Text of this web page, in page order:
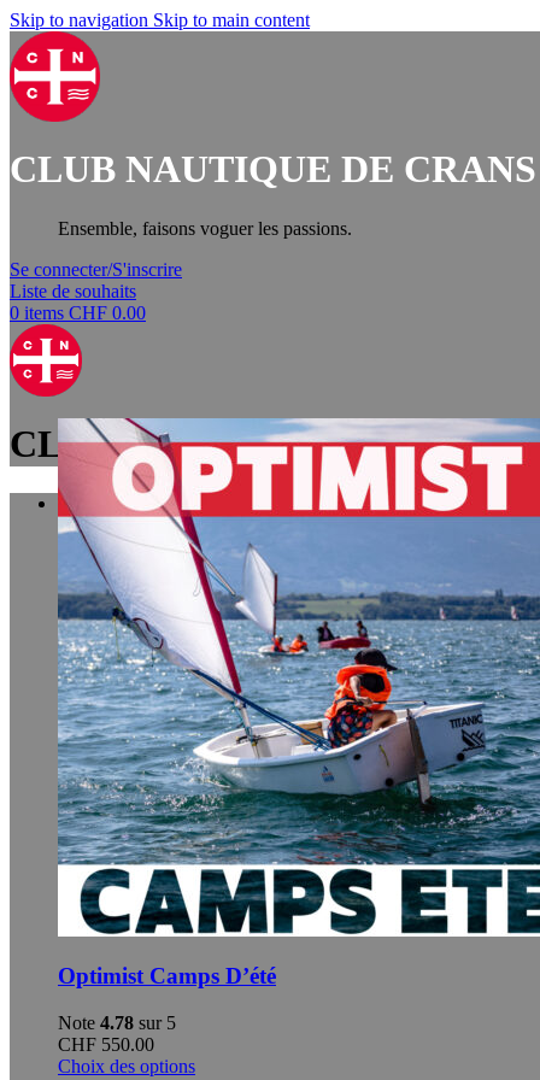
Skip to navigation Skip to main content
CLUB NAUTIQUE DE CRANS
Ensemble, faisons voguer les passions.
Se connecter/S'inscrire
Liste de souhaits
0 items CHF 0.00
CLUB NAUTIQUE DE CRANS
Boutique
Optimist Camps D’été
Note 4.78 sur 5
CHF 550.00
Choix des optionsCe